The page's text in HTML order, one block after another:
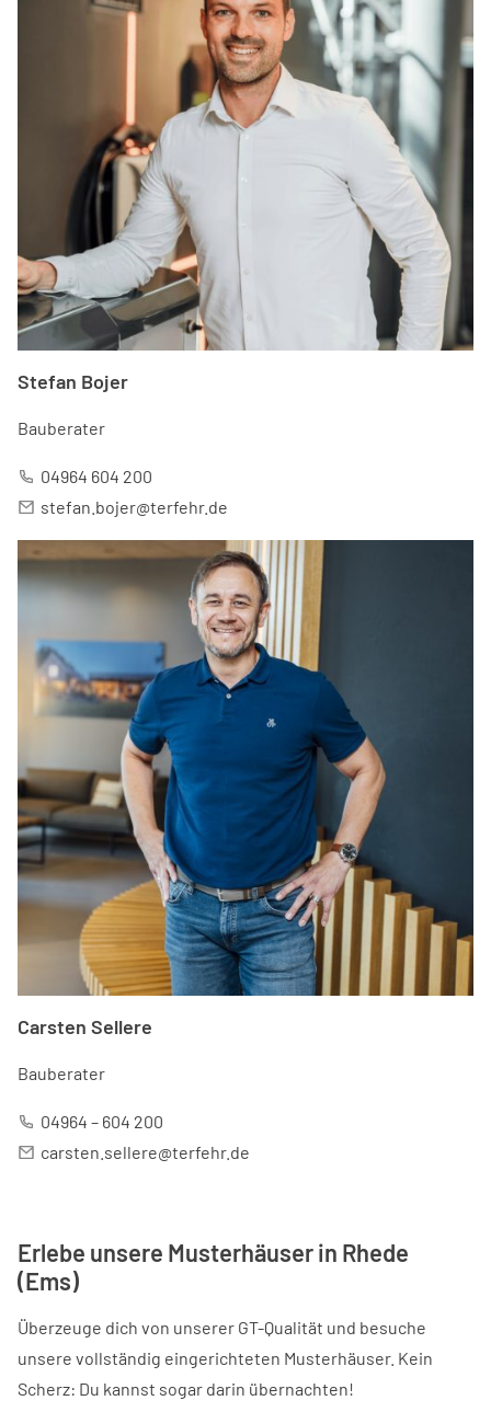
Stefan Bojer
Bauberater
04964 604 200
stefan.bojer@terfehr.de
Carsten Sellere
Bauberater
04964 – 604 200
carsten.sellere@terfehr.de
Erlebe unsere Musterhäuser in Rhede
(Ems)
Überzeuge dich von unserer GT-Qualität und besuche
unsere vollständig eingerichteten Musterhäuser. Kein
Scherz: Du kannst sogar darin übernachten!